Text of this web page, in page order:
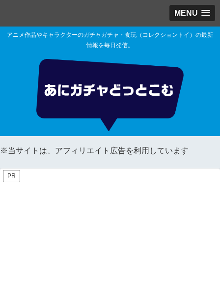
MENU
アニメ作品やキャラクターのガチャガチャ・食玩（コレクショントイ）の最新
情報を毎日発信。
※当サイトは、アフィリエイト広告を利用しています
PR